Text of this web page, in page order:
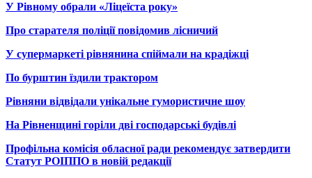
У Рівному обрали «Ліцеїста року»
Про старателя поліції повідомив лісничий
У супермаркеті рівнянина спіймали на крадіжці
По бурштин їздили трактором
Рівняни відвідали унікальне гумористичне шоу
На Рівненщині горіли дві господарські будівлі
Профільна комісія обласної ради рекомендує затвердити
Статут РОІППО в новій редакції